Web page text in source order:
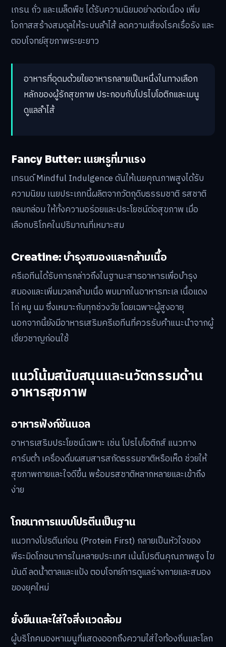
เกรน ถั่ว และเมล็ดพืช ได้รับความนิยมอย่างต่อเนื่อง เพิ่ม
โอกาสสร้างสมดุลให้ระบบลำไส้ ลดความเสี่ยงโรคเรื้อรัง และ
ตอบโจทย์สุขภาพระยะยาว
อาหารที่อุดมด้วยใยอาหารกลายเป็นหนึ่งในทางเลือก
หลักของผู้รักสุขภาพ ประกอบกับโปรไบโอติกและเมนู
ดูแลลำไส้
Fancy Butter: เนยหรูที่มาแรง
เทรนด์ Mindful Indulgence ดันให้เนยคุณภาพสูงได้รับ
ความนิยม เนยประเภทนี้ผลิตจากวัตถุดิบธรรมชาติ รสชาติ
กลมกล่อม ให้ทั้งความอร่อยและประโยชน์ต่อสุขภาพ เมื่อ
เลือกบริโภคในปริมาณที่เหมาะสม
Creatine: บำรุงสมองและกล้ามเนื้อ
ครีเอทีนได้รับการกล่าวถึงในฐานะสารอาหารเพื่อบำรุง
สมองและเพิ่มมวลกล้ามเนื้อ พบมากในอาหารทะเล เนื้อแดง
ไก่ หมู นม ซึ่งเหมาะกับทุกช่วงวัย โดยเฉพาะผู้สูงอายุ
นอกจากนี้ยังมีอาหารเสริมครีเอทีนที่ควรรับคำแนะนำจากผู้
เชี่ยวชาญก่อนใช้
แนวโน้มสนับสนุนและนวัตกรรมด้าน
อาหารสุขภาพ
อาหารฟังก์ชันนอล
อาหารเสริมประโยชน์เฉพาะ เช่น โปรไบโอติกส์ แนวทาง
คาร์บต่ำ เครื่องดื่มผสมสารสกัดธรรมชาติหรือเห็ด ช่วยให้
สุขภาพกายและใจดีขึ้น พร้อมรสชาติหลากหลายและเข้าถึง
ง่าย
โภชนาการแบบโปรตีนเป็นฐาน
แนวทางโปรตีนก่อน (Protein First) กลายเป็นหัวใจของ
พีระมิดโภชนาการในหลายประเทศ เน้นโปรตีนคุณภาพสูง ไข
มันดี ลดน้ำตาลและแป้ง ตอบโจทย์การดูแลร่างกายและสมอง
ของยุคใหม่
ยั่งยืนและใส่ใจสิ่งแวดล้อม
ผู้บริโภคมองหาเมนูที่แสดงออกถึงความใส่ใจท้องถิ่นและโลก